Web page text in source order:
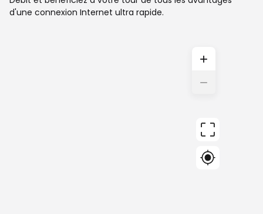
d'une connexion Internet ultra rapide.
+
−